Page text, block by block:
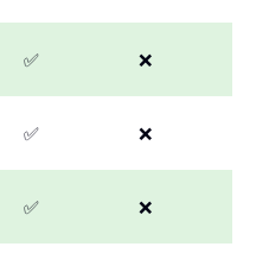
✅ ❌
✅ ❌
✅ ❌